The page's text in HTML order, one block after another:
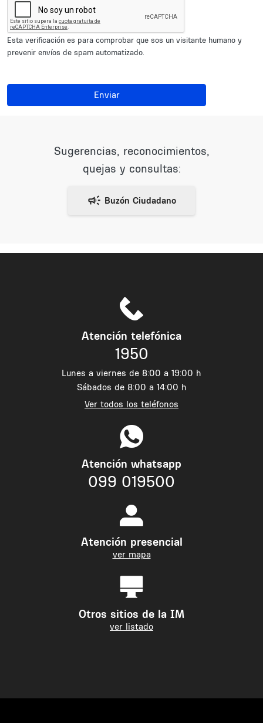
Esta verificación es para comprobar que sos un visitante humano y
prevenir envíos de spam automatizado.
Enviar
Sugerencias, reconocimientos,
quejas y consultas:
Atención telefónica
1950
Lunes a viernes de 8:00 a 19:00 h
Sábados de 8:00 a 14:00 h
Ver todos los teléfonos
Atención whatsapp
099 019500
Atención presencial
ver mapa
Otros sitios de la IM
ver listado